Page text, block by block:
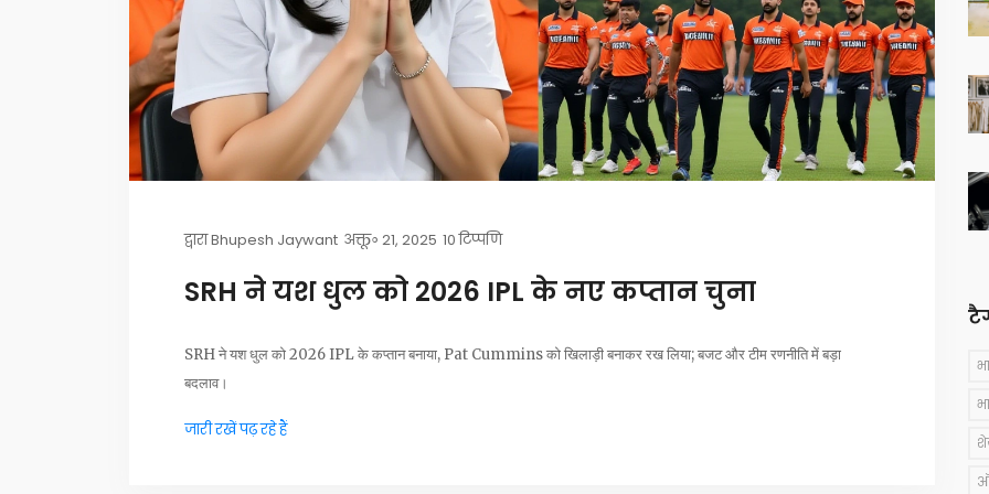
द्वाराBhupesh Jaywant अक्तू॰ 21, 2025 10 टिप्पणि
SRH ने यश धुल को 2026 IPL के नए कप्तान चुना
SRH ने यश धुल को 2026 IPL के कप्तान बनाया, Pat Cummins को खिलाड़ी बनाकर रख लिया; बजट और टीम रणनीति में बड़ा
बदलाव।
जारी रखें पढ़ रहे हैं